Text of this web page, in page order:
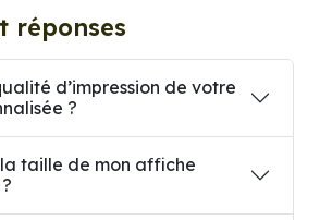
réponses
d’impression de votre
?
la taille de mon affiche